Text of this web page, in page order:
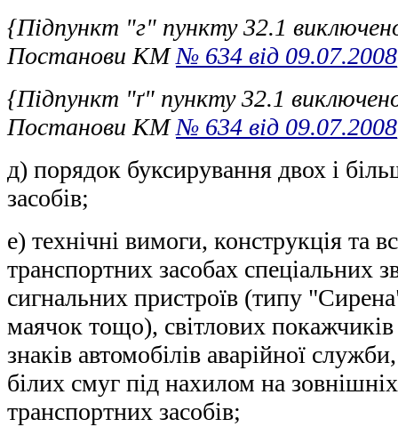
{Підпункт "г" пункту 32.1
Постанови КМ№ 634 від 09.07.2008
{Підпункт "ґ" пункту 32.1
Постанови КМ№ 634 від 09.07.2008
д) порядок буксирування двох і
засобів;
е) технічні вимоги, конструкція та
транспортних засобах спеціальних
сигнальних пристроїв (типу
маячок тощо), світлових покажчиків
знаків автомобілів аварійної
білих смуг під нахилом на
транспортних засобів;